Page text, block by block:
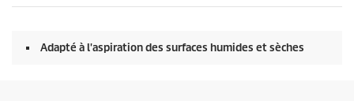
Adapté à l'aspiration des surfaces humides et sèches